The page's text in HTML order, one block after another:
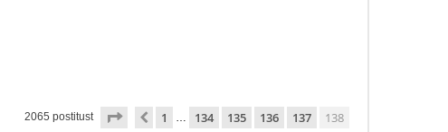
2065 postitust 138. leht 138 -st
Eelmine
1 … 134 135 136 137 138